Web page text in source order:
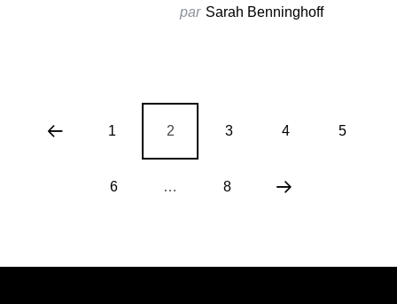
par Sarah Benninghoff
1 2 3 4 5
6 … 8